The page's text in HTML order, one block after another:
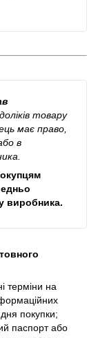
товару
має право,
в
виробника.
терміни на
покупки;
паспорт або